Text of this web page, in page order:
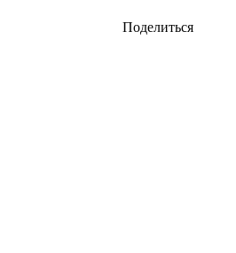
Поделиться